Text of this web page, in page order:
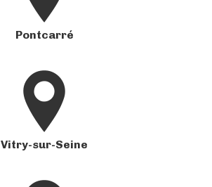
Pontcarré
Vitry-sur-Seine